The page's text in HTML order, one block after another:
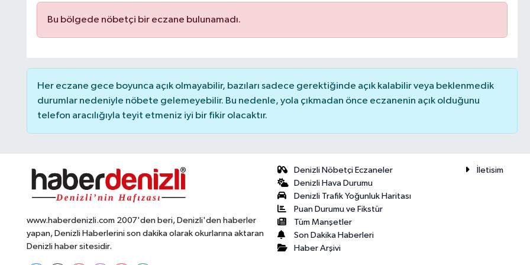
Bu bölgede nöbetçi bir eczane bulunamadı.
Her eczane gece boyunca açık olmayabilir, bazıları sadece gerektiğinde açık kalabilir veya beklenmedik
durumlar nedeniyle nöbete gelemeyebilir. Bu nedenle, yola çıkmadan önce eczanenin açık olduğunu
telefon aracılığıyla teyit etmeniz iyi bir fikir olacaktır.
www.haberdenizli.com 2007'den beri, Denizli'den haberler
yapan, Denizli Haberlerini son dakika olarak okurlarına aktaran
Denizli haber sitesidir.
Denizli Nöbetçi Eczaneler
Denizli Hava Durumu
Denizli Trafik Yoğunluk Haritası
Puan Durumu ve Fikstür
Tüm Manşetler
Son Dakika Haberleri
Haber Arşivi
İletisim